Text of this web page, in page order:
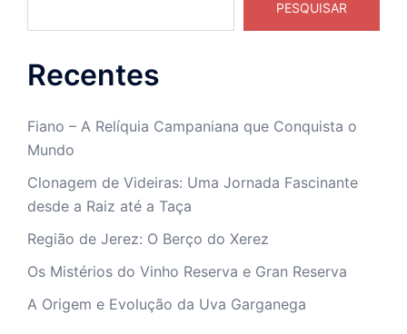
PESQUISAR
Recentes
Fiano – A Relíquia Campaniana que Conquista o
Mundo
Clonagem de Videiras: Uma Jornada Fascinante
desde a Raiz até a Taça
Região de Jerez: O Berço do Xerez
Os Mistérios do Vinho Reserva e Gran Reserva
A Origem e Evolução da Uva Garganega